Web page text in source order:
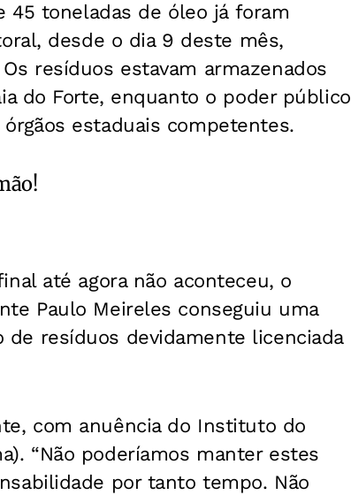
45 toneladas de óleo já foram
desde o dia 9 deste mês,
resíduos estavam armazenados
do Forte, enquanto o poder público
estaduais competentes.
até agora não aconteceu, o
Paulo Meireles conseguiu uma
resíduos devidamente licenciada
com anuência do Instituto do
“Não poderíamos manter estes
por tanto tempo. Não